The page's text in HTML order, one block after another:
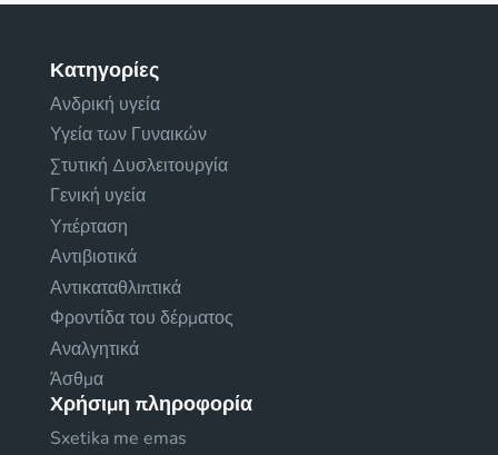
Κατηγορίες
Ανδρική υγεία
Υγεία των Γυναικών
Στυτική Δυσλειτουργία
Γενική υγεία
Υπέρταση
Αντιβιοτικά
Αντικαταθλιπτικά
Φροντίδα του δέρματος
Αναλγητικά
Άσθμα
Χρήσιμη πληροφορία
Sxetika me emas